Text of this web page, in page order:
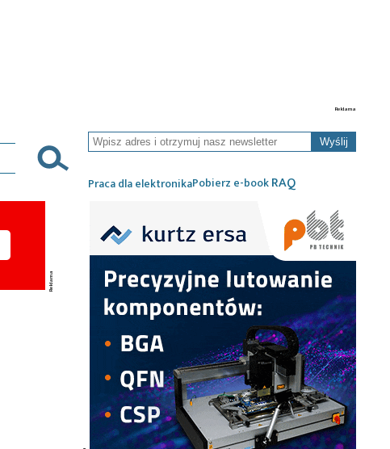
Wyślij
Praca dla elektronikaPobierz e-bookRAQ